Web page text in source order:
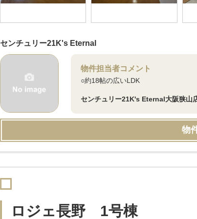
センチュリー21K's Eternal
物件担当者コメント
○約18帖の広いLDK
センチュリー21K's Eternal大阪狭山
物
ロジェ長野 1号棟